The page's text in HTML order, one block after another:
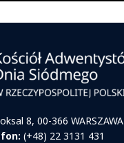
8, 00-366 WARSZAWA
(+48) 22 3131 431